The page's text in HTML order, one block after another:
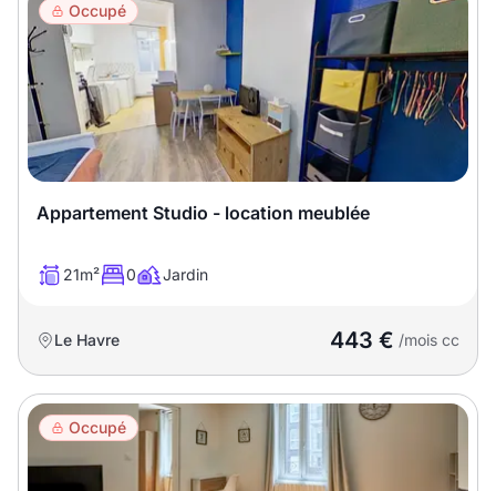
Occupé
Appartement Studio - location meublée
21m² 0 Jardin
Le Havre 443 € /mois cc
Occupé